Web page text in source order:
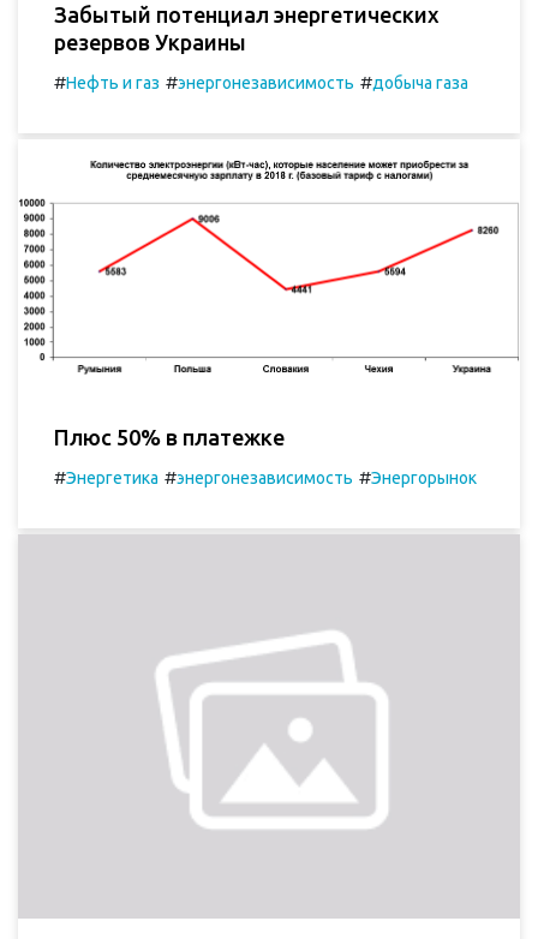
Забытый потенциал энергетических
резервов Украины
#Нефть и газ #энергонезависимость #добыча газа
Плюс 50% в платежке
#Энергетика #энергонезависимость #Энергорынок